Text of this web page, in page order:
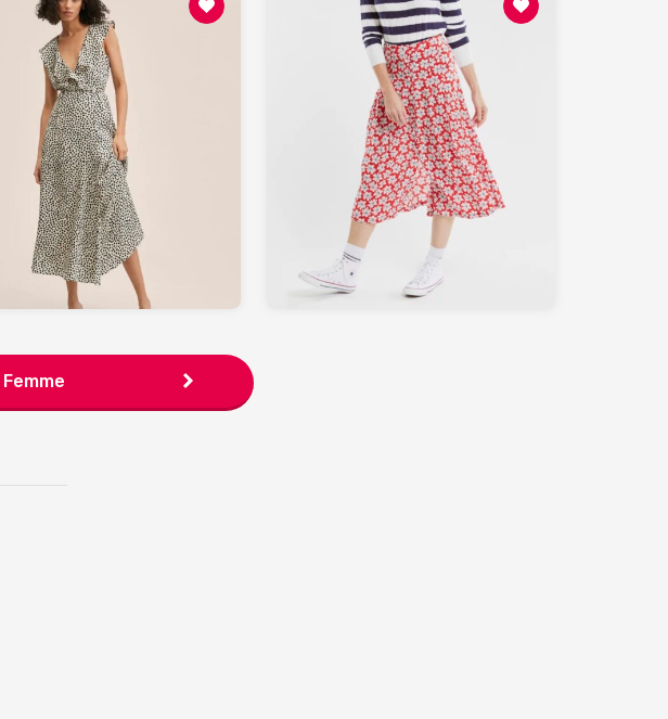
69.99
MANGO.com
95
ARMORLUX.com
Femme